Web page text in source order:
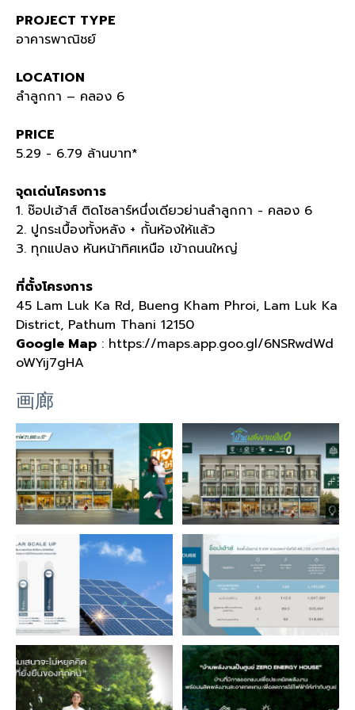
PROJECT TYPE
อาคารพาณิชย์
LOCATION
ลำลูกกา – คลอง 6
PRICE
5.29 - 6.79 ล้านบาท*
จุดเด่นโครงการ
1. ช๊อปเฮ้าส์ ติดโซลาร์หนึ่งเดียวย่านลำลูกกา - คลอง 6
2. ปูกระเบื้องทั้งหลัง + กั้นห้องให้แล้ว
3. ทุกแปลง หันหน้าทิศเหนือ เข้าถนนใหญ่
ที่ตั้งโครงการ
45 Lam Luk Ka Rd, Bueng Kham Phroi, Lam Luk Ka
District, Pathum Thani 12150
Google Map : https://maps.app.goo.gl/6NSRwdWd
oWYij7gHA
画廊